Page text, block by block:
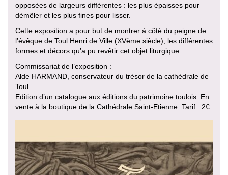
opposées de largeurs différentes : les plus épaisses pour
démêler et les plus fines pour lisser.
Cette exposition a pour but de montrer à côté du peigne de
l’évêque de Toul Henri de Ville (XVème siècle), les différentes
formes et décors qu’a pu revêtir cet objet liturgique.
Commissariat de l’exposition :
Alde HARMAND, conservateur du trésor de la cathédrale de
Toul.
Edition d’un catalogue aux éditions du patrimoine toulois. En
vente à la boutique de la Cathédrale Saint-Etienne. Tarif : 2€